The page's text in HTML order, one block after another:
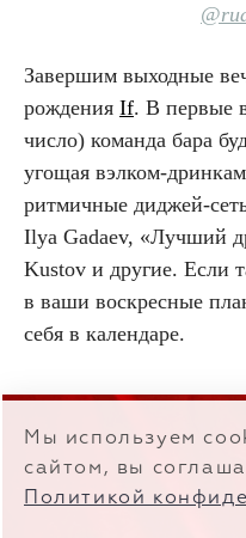
Завершим выходные
рождения If. В первые
число) команда бара
угощая вэлком-
ритмичные диджей-
Ilya Gadaev, «Лучший
Kustov и другие. Если
в ваши воскресные
себя в календаре.
Мы используем
сайтом, вы
Политикой